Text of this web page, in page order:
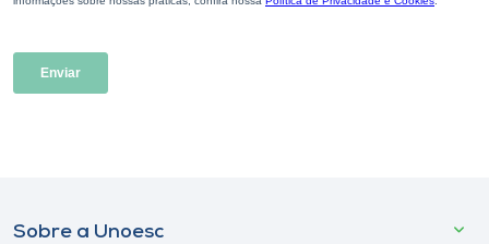
Sobre a Unoesc